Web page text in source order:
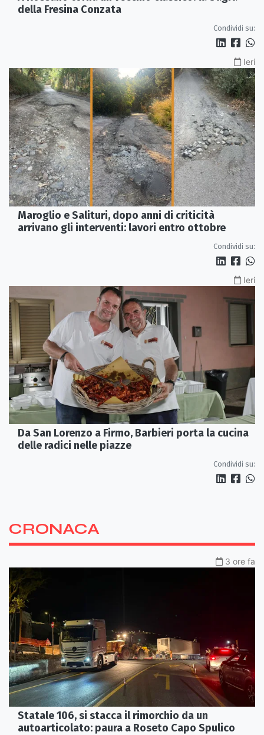
della Fresina Conzata
Condividi su:
Ieri
Maroglio e Salituri, dopo anni di criticità
arrivano gli interventi: lavori entro ottobre
Condividi su:
Ieri
Da San Lorenzo a Firmo, Barbieri porta la cucina
delle radici nelle piazze
Condividi su:
CRONACA
3 ore fa
Statale 106, si stacca il rimorchio da un
autoarticolato: paura a Roseto Capo Spulico